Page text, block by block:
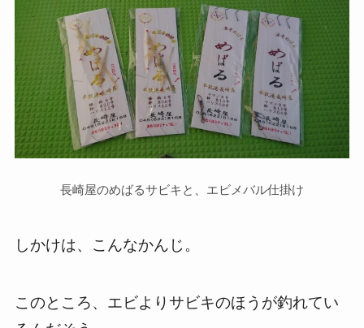
長崎屋のめばるサビキと、エビメバル仕掛け
しかけは、こんなかんじ。
このところ、エビよりサビキのほうが釣れてい